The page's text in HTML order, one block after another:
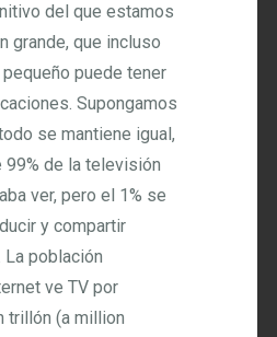
del que estamos
grande, que incluso
puede tener
Supongamos
se mantiene igual,
99% de la televisión
ver, pero el 1% se
y compartir
población
ve TV por
trillón (a million